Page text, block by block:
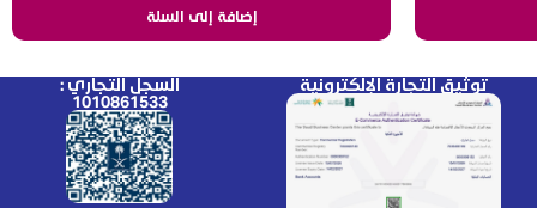
إضافة إلى السلة
توثيق التجارة الإلكترونية
السجل التجاري :
1010861533